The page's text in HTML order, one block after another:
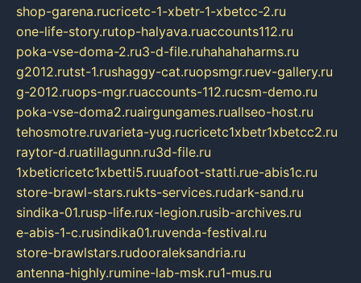
shop-garena.rucricetc-1-xbetr-1-xbetcc-2.ru
one-life-story.rutop-halyava.ruaccounts112.ru
poka-vse-doma-2.ru3-d-file.ruhahahaharms.ru
g2012.rutst-1.rushaggy-cat.ruopsmgr.ruev-gallery.ru
g-2012.ruops-mgr.ruaccounts-112.rucsm-demo.ru
poka-vse-doma2.ruairgungames.ruallseo-host.ru
tehosmotre.ruvarieta-yug.rucricetc1xbetr1xbetcc2.ru
raytor-d.ruatillagunn.ru3d-file.ru
1xbeticricetc1xbetti5.ruuafoot-statti.rue-abis1c.ru
store-brawl-stars.rukts-services.rudark-sand.ru
sindika-01.rusp-life.rux-legion.rusib-archives.ru
e-abis-1-c.rusindika01.ruvenda-festival.ru
store-brawlstars.rudooraleksandria.ru
antenna-highly.rumine-lab-msk.ru1-mus.ru